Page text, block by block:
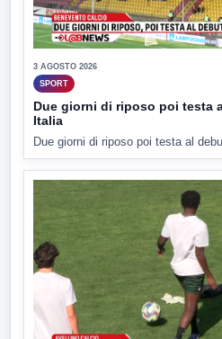
3 AGOSTO 2026
SPORT
Due giorni di riposo poi testa
Italia
Due giorni di riposo poi testa al